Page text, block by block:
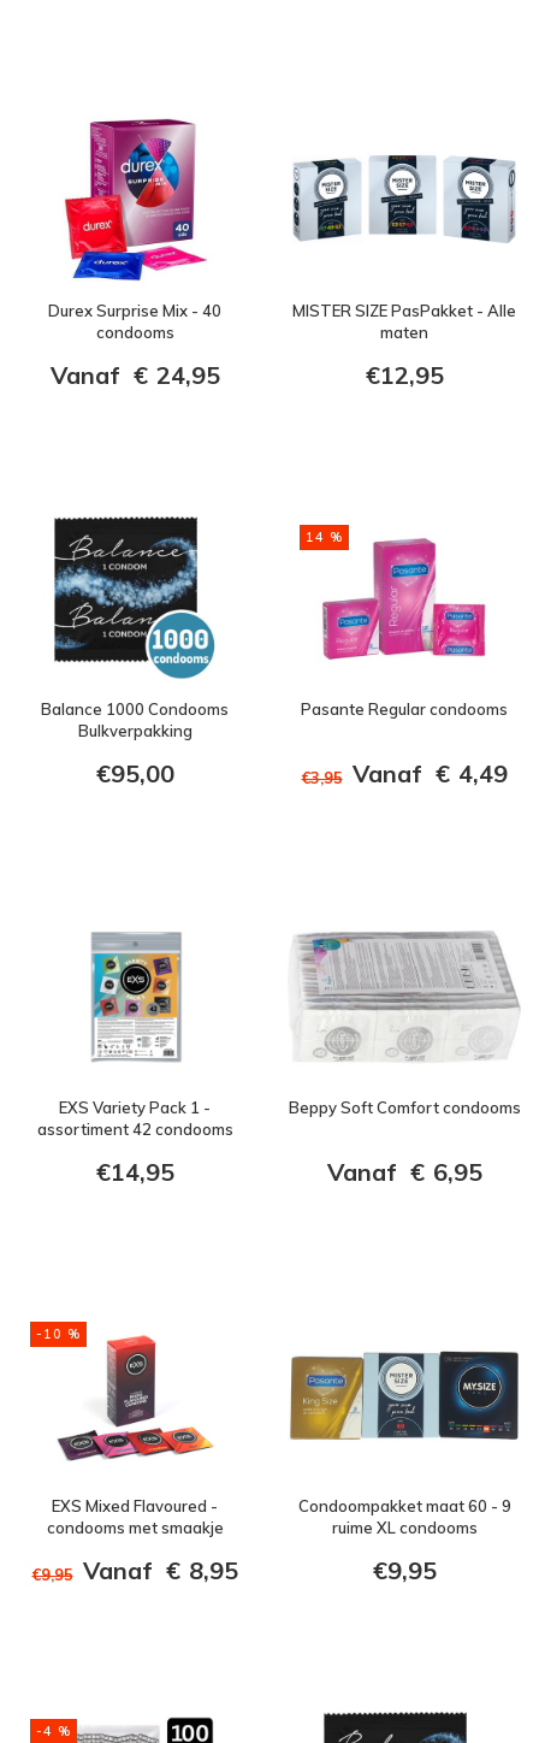
Durex Surprise Mix - 40
condooms
Vanaf € 24,95
MISTER SIZE PasPakket - Alle
maten
€12,95
Balance 1000 Condooms
Bulkverpakking
€95,00
14 %
Pasante Regular condooms
€3,95 Vanaf € 4,49
EXS Variety Pack 1 -
assortiment 42 condooms
€14,95
Beppy Soft Comfort condooms
Vanaf € 6,95
-10 %
EXS Mixed Flavoured -
condooms met smaakje
€9,95 Vanaf € 8,95
Condoompakket maat 60 - 9
ruime XL condooms
€9,95
-4 %